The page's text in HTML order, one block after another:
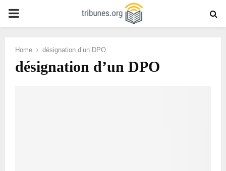
PRIMARY
Home désignation d’un DPO
désignation d’un DPO